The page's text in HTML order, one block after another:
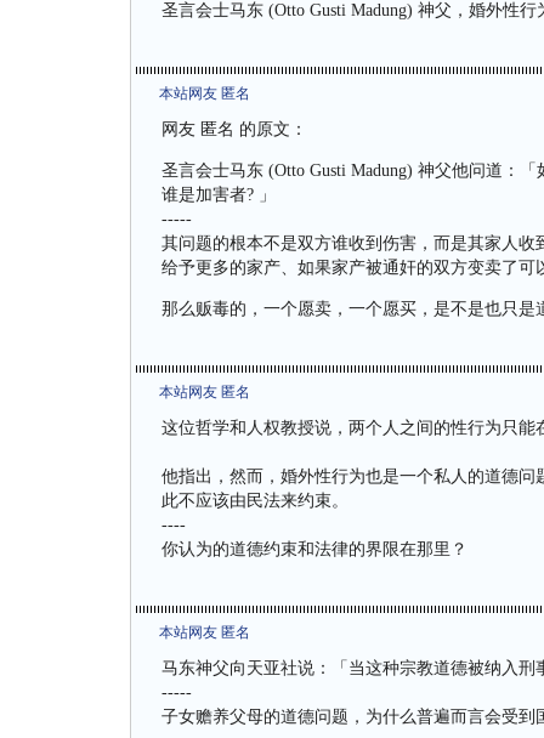
圣言会士马东 (Otto Gusti Madung) 神父，婚外性
本站网友 匿名
网友 匿名 的原文：
圣言会士马东 (Otto Gusti Madung) 神父他问道：
谁是加害者? 」
-----
其问题的根本不是双方谁收到伤害，而是其家人
给予更多的家产、如果家产被通奸的双方变卖了
那么贩毒的，一个愿卖，一个愿买，是不是也只是
本站网友 匿名
这位哲学和人权教授说，两个人之间的性行为只
他指出，然而，婚外性行为也是一个私人的道德
此不应该由民法来约束。
----
你认为的道德约束和法律的界限在那里？
本站网友 匿名
马东神父向天亚社说：「当这种宗教道德被纳入
-----
子女赡养父母的道德问题，为什么普遍而言会受到